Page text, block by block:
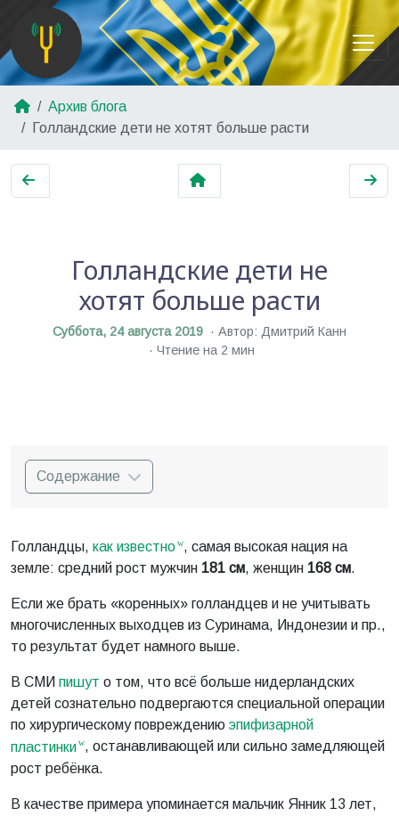
Архив блога
Голландские дети не хотят больше расти
Голландские дети не
хотят больше расти
Суббота, 24 августа 2019
Автор: Дмитрий Канн
Чтение на 2 мин
Содержание
Голландцы, как известно , самая высокая нация на
земле: средний рост мужчин 181 см, женщин 168 см.
Если же брать «коренных» голландцев и не учитывать
многочисленных выходцев из Суринама, Индонезии и пр.,
то результат будет намного выше.
В СМИ пишут о том, что всё больше нидерландских
детей сознательно подвергаются специальной операции
по хирургическому повреждению эпифизарной
пластинки , останавливающей или сильно замедляющей
рост ребёнка.
В качестве примера упоминается мальчик Янник 13 лет,